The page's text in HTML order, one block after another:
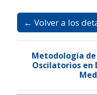
← Volver a los
Metodología
Oscilatorios en